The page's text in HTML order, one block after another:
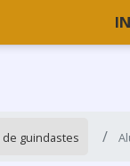
de guindastes